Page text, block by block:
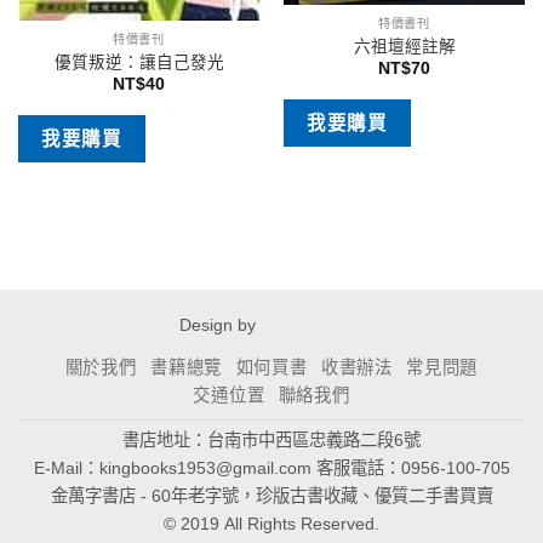
特價書刊
優質叛逆：讓自己發光
NT$40
我要購買
特價書刊
六祖壇經註解
NT$70
我要購買
Design by
關於我們 書籍總覽 如何買書 收書辦法
常見問題
交通位置
聯絡我們
書店地址：台南市中西區忠義路二段6號
E-Mail： kingbooks1953@gmail.com 客服電話：0956-100-705
金萬字書店 - 60年老字號，珍版古書收藏、優質二手書買賣
© 2019 All Rights Reserved.